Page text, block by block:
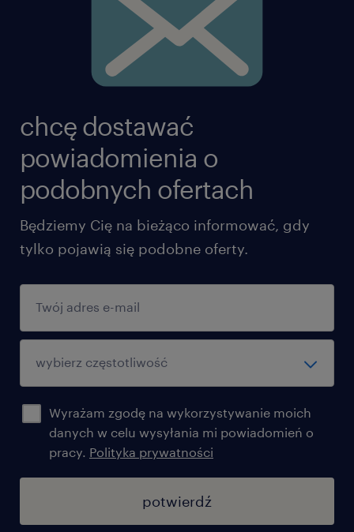
chcę dostawać
powiadomienia o
podobnych ofertach
Będziemy Cię na bieżąco informować, gdy
tylko pojawią się podobne oferty.
Wyrażam zgodę na wykorzystywanie moich
danych w celu wysyłania mi powiadomień o
pracy. Polityka prywatności
potwierdź